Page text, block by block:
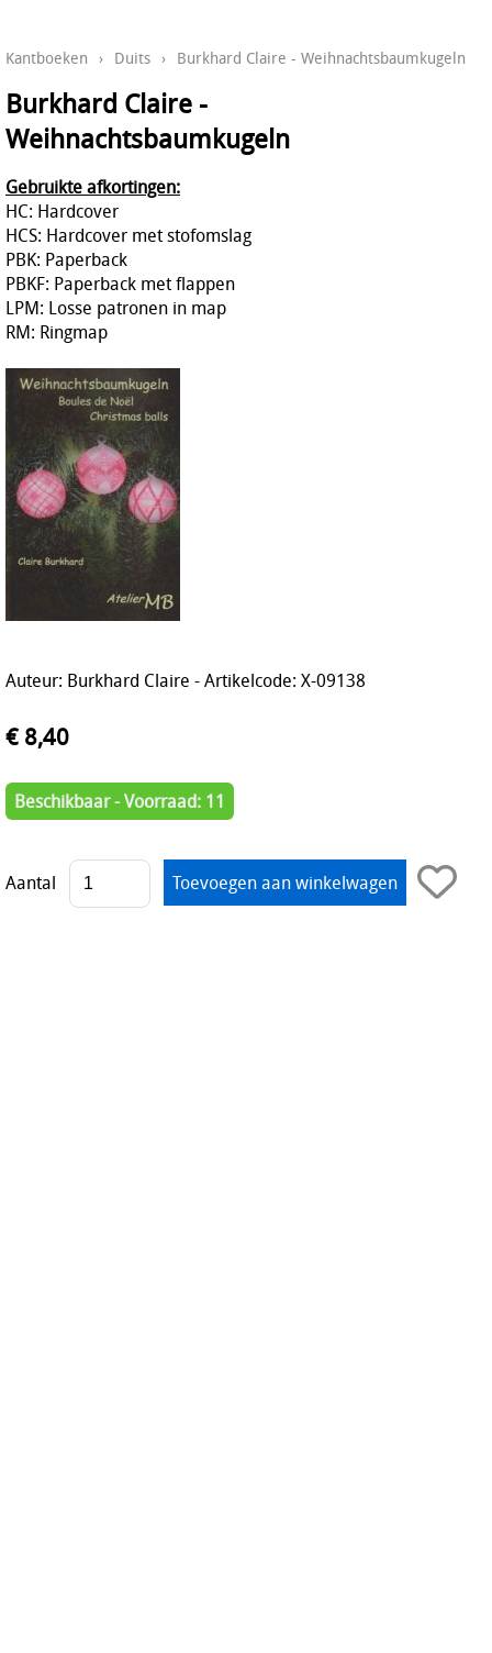
Kantboeken › Duits › Burkhard Claire - Weihnachtsbaumkugeln
Burkhard Claire -
Weihnachtsbaumkugeln
Gebruikte afkortingen:
HC: Hardcover
HCS: Hardcover met stofomslag
PBK: Paperback
PBKF: Paperback met flappen
LPM: Losse patronen in map
RM: Ringmap
Auteur: Burkhard Claire - Artikelcode: X-09138
€ 8,40
Beschikbaar - Voorraad: 11
Aantal